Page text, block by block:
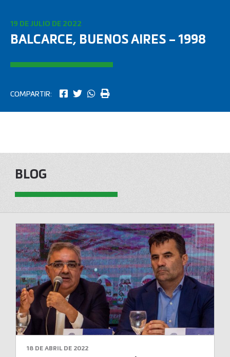
19 DE JULIO DE 2022
BALCARCE, BUENOS AIRES – 1998
COMPARTIR:
BLOG
18 DE ABRIL DE 2022